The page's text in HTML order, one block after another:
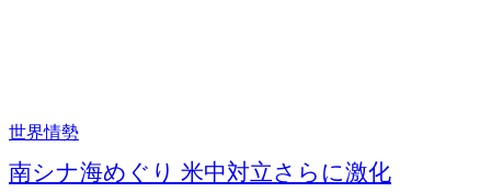
世界情勢
南シナ海めぐり 米中対立さらに激化